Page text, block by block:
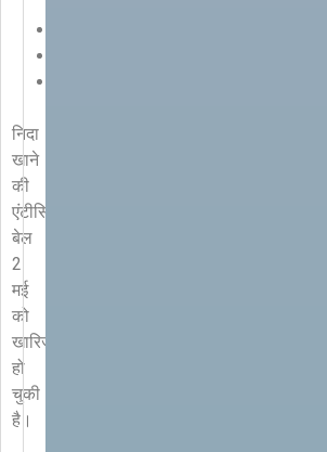
निदा
खाने
की
एंटीसिपेटरी
बेल
2
मई
को
खारिज
हो
चुकी
है।